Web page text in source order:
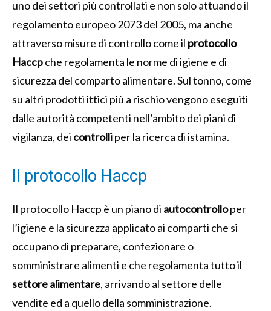
uno dei settori più controllati e non solo attuando il
regolamento europeo 2073 del 2005, ma anche
attraverso misure di controllo come il protocollo
Haccpche regolamenta le norme di igiene e di
sicurezza del comparto alimentare. Sul tonno, come
su altri prodotti ittici più a rischio vengono eseguiti
dalle autorità competenti nell’ambito dei piani di
vigilanza, dei controlliper la ricerca di istamina.
Il protocollo Haccp
Il protocollo Haccp è un piano di autocontrolloper
l’igiene e la sicurezza applicato ai comparti che si
occupano di preparare, confezionare o
somministrare alimenti e che regolamenta tutto il
settore alimentare, arrivando al settore delle
vendite ed a quello della somministrazione.